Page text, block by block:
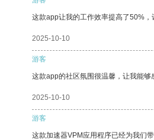
这款app让我的工作效率提高了50%，
2025-10-10
游客
这款app的社区氛围很温馨，让我能够
2025-10-10
游客
这款加速器VPM应用程序已经为我们